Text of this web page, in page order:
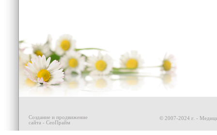
Создание и продвижение
сайта - СеоПрайм
© 2007-2024 г. -